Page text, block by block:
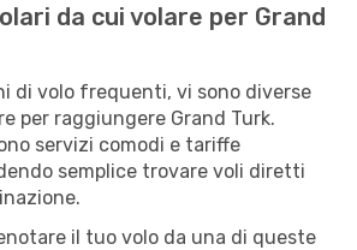
da cui volare per Grand
di volo frequenti, vi sono diverse
per raggiungere Grand Turk.
servizi comodi e tariffe
semplice trovare voli diretti
il tuo volo da una di queste